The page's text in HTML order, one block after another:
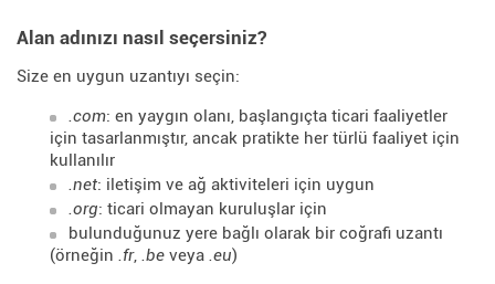
Alan adınızı nasıl seçersiniz?
Size en uygun uzantıyı seçin:
.com: en yaygın olanı, başlangıçta ticari faaliyetler
için tasarlanmıştır, ancak pratikte her türlü faaliyet için
kullanılır
.net: iletişim ve ağ aktiviteleri için uygun
.org: ticari olmayan kuruluşlar için
bulunduğunuz yere bağlı olarak bir coğrafi uzantı
(örneğin .fr, .be veya .eu)